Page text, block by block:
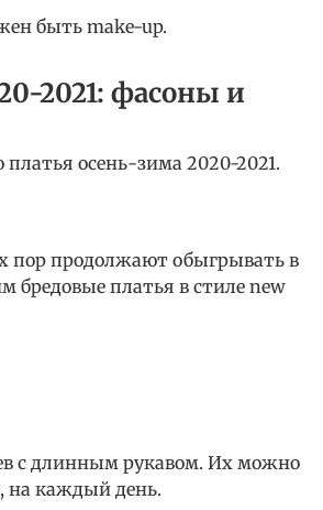
быть make-up.
2021: фасоны и
осень-зима 2020-2021.
пор продолжают обыгрывать в
бредовые платья в стиле new
с длинным рукавом. Их можно
на каждый день.